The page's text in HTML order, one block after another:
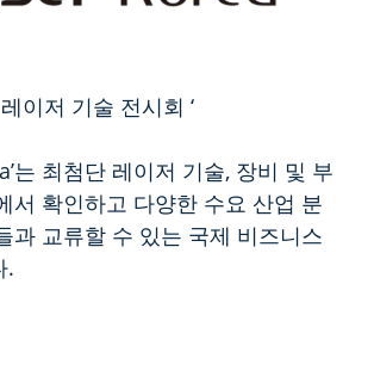
이저 기술 전시회 ‘
는 최첨단 레이저 기술, 장비 및 부
서 확인하고 다양한 수요 산업 분
과 교류할 수 있는 국제 비즈니스
.